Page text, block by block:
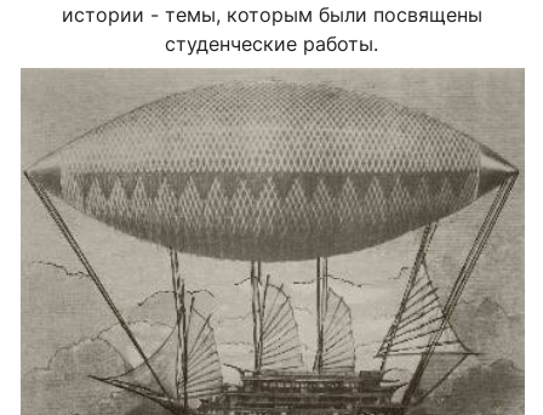
истории - темы, которым были посвящены
студенческие работы.